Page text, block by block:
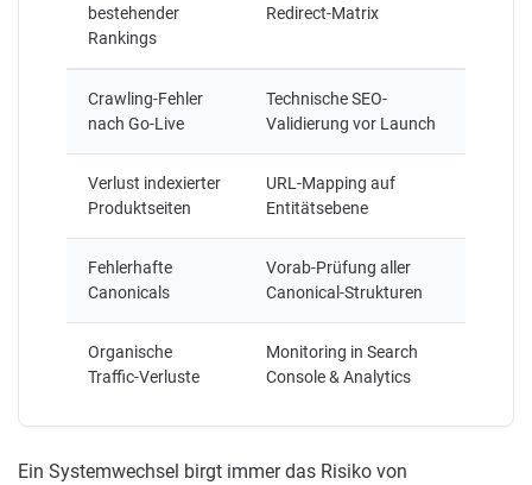
bestehender
Rankings
Redirect-Matrix
Crawling-Fehler
nach Go-Live
Technische SEO-
Validierung vor Launch
Verlust indexierter
Produktseiten
URL-Mapping auf
Entitätsebene
Fehlerhafte
Canonicals
Vorab-Prüfung aller
Canonical-Strukturen
Organische
Traffic-Verluste
Monitoring in Search
Console & Analytics
Ein Systemwechsel birgt immer das Risiko von